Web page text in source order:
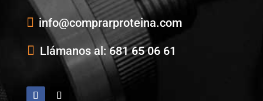
 info@comprarproteina.com
 Llámanos al: 681 65 06 61